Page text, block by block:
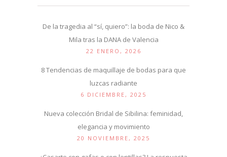
De la tragedia al “sí, quiero”: la boda de Nico &
Mila tras la DANA de Valencia
22 ENERO, 2026
8 Tendencias de maquillaje de bodas para que
luzcas radiante
6 DICIEMBRE, 2025
Nueva colección Bridal de Sibilina: feminidad,
elegancia y movimiento
20 NOVIEMBRE, 2025